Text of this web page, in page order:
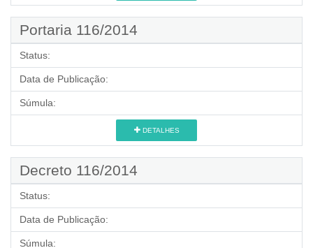
Portaria 116/2014
Status:
Data de Publicação:
Súmula:
DETALHES
Decreto 116/2014
Status:
Data de Publicação:
Súmula: